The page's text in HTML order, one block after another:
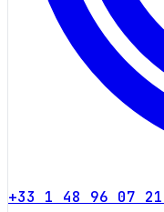
+33 1 48 96 07 21